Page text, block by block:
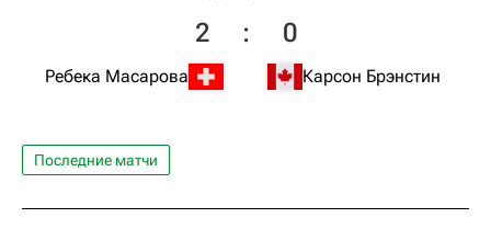
Ребека Масарова
2 : 0
Карсон Брэнстин
Последние матчи